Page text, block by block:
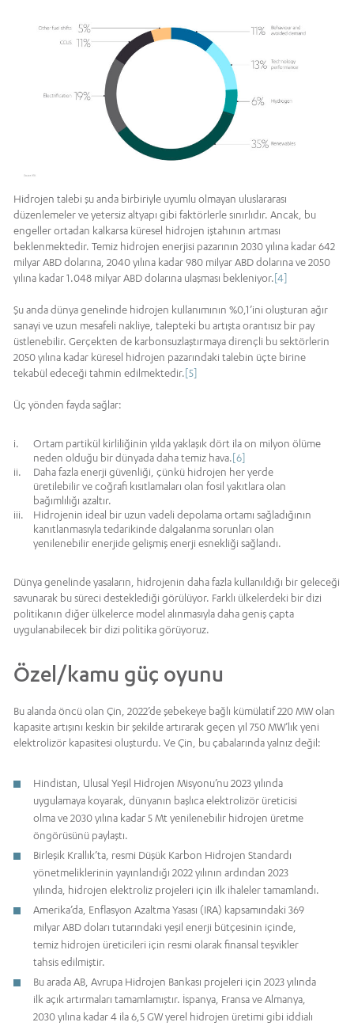
Hidrojen talebi şu anda birbiriyle uyumlu olmayan uluslararası
düzenlemeler ve yetersiz altyapı gibi faktörlerle sınırlıdır. Ancak, bu
engeller ortadan kalkarsa küresel hidrojen iştahının artması
beklenmektedir. Temiz hidrojen enerjisi pazarının 2030 yılına kadar 642
milyar ABD dolarına, 2040 yılına kadar 980 milyar ABD dolarına ve 2050
yılına kadar 1.048 milyar ABD dolarına ulaşması bekleniyor.[4]
Şu anda dünya genelinde hidrojen kullanımının %0,1’ini oluşturan ağır
sanayi ve uzun mesafeli nakliye, talepteki bu artışta orantısız bir pay
üstlenebilir. Gerçekten de karbonsuzlaştırmaya dirençli bu sektörlerin
2050 yılına kadar küresel hidrojen pazarındaki talebin üçte birine
tekabül edeceği tahmin edilmektedir.[5]
Üç yönden fayda sağlar:
Ortam partikül kirliliğinin yılda yaklaşık dört ila on milyon ölüme
neden olduğu bir dünyada daha temiz hava.[6]
Daha fazla enerji güvenliği, çünkü hidrojen her yerde
üretilebilir ve coğrafi kısıtlamaları olan fosil yakıtlara olan
bağımlılığı azaltır.
Hidrojenin ideal bir uzun vadeli depolama ortamı sağladığının
kanıtlanmasıyla tedarikinde dalgalanma sorunları olan
yenilenebilir enerjide gelişmiş enerji esnekliği sağlandı.
Dünya genelinde yasaların, hidrojenin daha fazla kullanıldığı bir geleceği
savunarak bu süreci desteklediği görülüyor. Farklı ülkelerdeki bir dizi
politikanın diğer ülkelerce model alınmasıyla daha geniş çapta
uygulanabilecek bir dizi politika görüyoruz.
Özel/kamu güç oyunu
Bu alanda öncü olan Çin, 2022’de şebekeye bağlı kümülatif 220 MW olan
kapasite artışını keskin bir şekilde artırarak geçen yıl 750 MW’lık yeni
elektrolizör kapasitesi oluşturdu. Ve Çin, bu çabalarında yalnız değil:
Hindistan, Ulusal Yeşil Hidrojen Misyonu’nu 2023 yılında
uygulamaya koyarak, dünyanın başlıca elektrolizör üreticisi
olma ve 2030 yılına kadar 5 Mt yenilenebilir hidrojen üretme
öngörüsünü paylaştı.
Birleşik Krallık’ta, resmi Düşük Karbon Hidrojen Standardı
yönetmeliklerinin yayınlandığı 2022 yılının ardından 2023
yılında, hidrojen elektroliz projeleri için ilk ihaleler tamamlandı.
Amerika’da, Enflasyon Azaltma Yasası (IRA) kapsamındaki 369
milyar ABD doları tutarındaki yeşil enerji bütçesinin içinde,
temiz hidrojen üreticileri için resmi olarak finansal teşvikler
tahsis edilmiştir.
Bu arada AB, Avrupa Hidrojen Bankası projeleri için 2023 yılında
ilk açık artırmaları tamamlamıştır. İspanya, Fransa ve Almanya,
2030 yılına kadar 4 ila 6,5 GW yerel hidrojen üretimi gibi iddialı